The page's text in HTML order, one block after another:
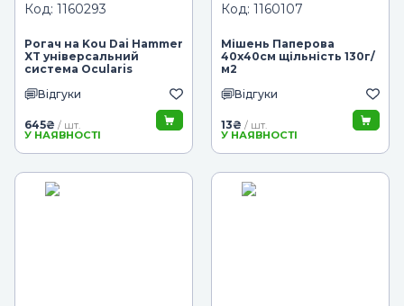
Код: 1160293
Рогач на Kou Dai Hammer
XT універсальний
система Ocularis
Відгуки
645₴ / шт.
У НАЯВНОСТІ
Код: 1160107
Мішень Паперова
40x40см щільність 130г/
м2
Відгуки
13₴ / шт.
У НАЯВНОСТІ